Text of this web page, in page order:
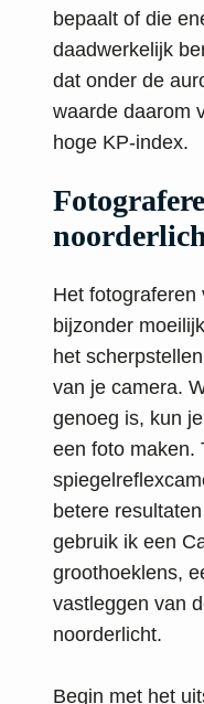
bepaalt of die
daadwerkelijk
dat onder de
waarde daarom
hoge KP-index.
Het fotograferen
bijzonder
het
van je camera.
genoeg is, kun
een foto maken.
betere
gebruik ik een
groothoeklens,
vastleggen van
noorderlicht.
Begin met het